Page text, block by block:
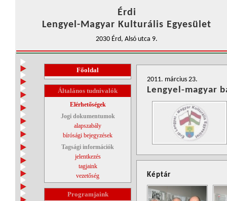
Érdi
Lengyel-Magyar Kulturális Egyesület
2030 Érd, Alsó utca 9.
Főoldal
Általános tudnivalók
Elérhetőségek
Jogi dokumentumok
alapszabály
bírósági bejegyzések
Tagsági információk
jelentkezés
tagjaink
vezetőség
Programjaink
2011. március 23.
Lengyel-magyar
Képtár